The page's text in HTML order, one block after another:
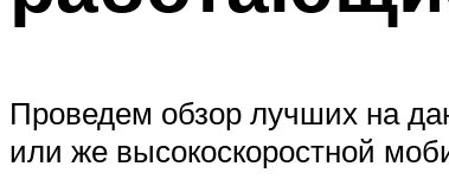
Проведем обзор лучших на
или же высокоскоростной